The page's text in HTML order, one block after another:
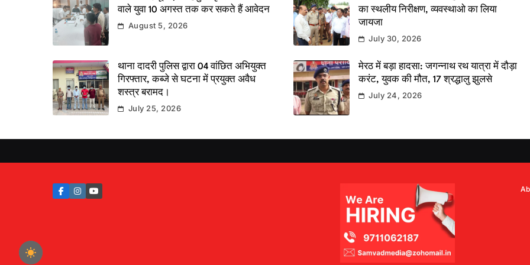
वाले युवा 10 अगस्त तक कर सकते हैं आवेदन
August 5, 2026
का स्थलीय निरीक्षण, व्यवस्थाओ का लिया
जायजा
July 30, 2026
थाना दादरी पुलिस द्वारा 04 वांछित अभियुक्त
गिरफ्तार, कब्जे से घटना में प्रयुक्त अवैध
शस्त्र बरामद।
July 25, 2026
मेरठ में बड़ा हादसा: जगन्नाथ रथ यात्रा में दौड़ा
करंट, युवक की मौत, 17 श्रद्धालु झुलसे
July 24, 2026